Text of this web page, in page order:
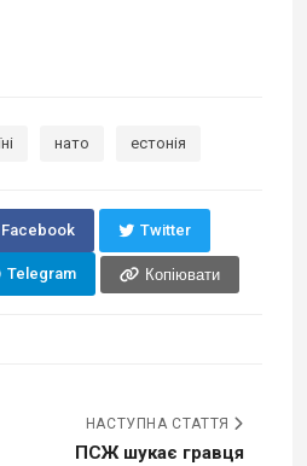
нато естонія
Facebook Twitter
Telegram Копіювати
НАСТУПНА СТАТТЯ
ПСЖ шукає гравця